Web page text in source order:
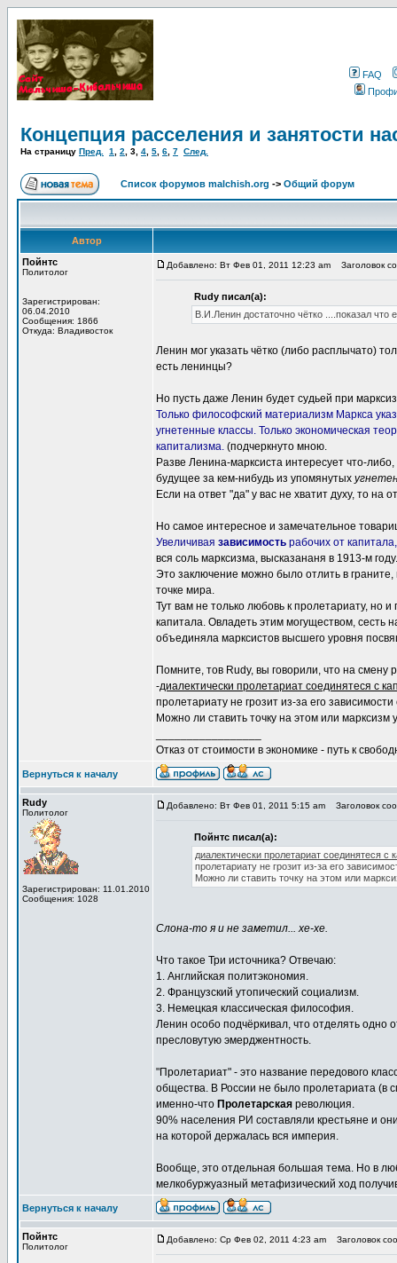
FAQ
Концепция расселения и занятости
На страницу Пред. 1 2 3 4 5 6 7 След.
Список форумов malchish.org -> Общий форум
Автор
Пойнтс
Политолог
Зарегистрирован:
06.04.2010
Сообщения: 1866
Откуда: Владивосток
Добавлено: Вт Фев 01, 2011 12:23 am Заголовок
Rudy писал(а):
В.И.Ленин достаточно чётко ....показал
Ленин мог указать чётко (либо расплычато)
есть ленинцы?
Но пусть даже Ленин будет судьей при
Только философский материализм Маркса
угнетенные классы. Только экономическая
капитализма. (подчеркнуто мною.
Разве Ленина-марксиста интересует что-
будущее за кем-нибудь из упомянутых
Если на ответ "да" у вас не хватит духу, то на
Но самое интересное и замечательное
Увеличивая зависимость рабочих от
вся соль марксизма, высказананя в 1913-м году.
Это заключение можно было отлить в
точке мира.
Тут вам не только любовь к пролетариату, но
капитала. Овладеть этим могуществом, сесть
объединяла марксистов высшего уровня
Помните, тов Rudy, вы говорили, что на
-диалектически пролетариат соединятеся с
пролетариату не грозит из-за его зависимости
Можно ли ставить точку на этом или
Отказ от стоимости в экономике - путь к
Вернуться к началу
Rudy
Политолог
Зарегистрирован: 11.01.2010
Сообщения: 1028
Добавлено: Вт Фев 01, 2011 5:15 am Заголовок
Пойнтс писал(а):
диалектически пролетариат соединятеся
пролетариату не грозит из-за его
Можно ли ставить точку на этом или
Слона-то я и не заметил... хе-хе.
Что такое Три источника? Отвечаю:
1. Английская политэкономия.
2. Французский утопический социализм.
3. Немецкая классическая философия.
Ленин особо подчёркивал, что отделять одно
пресловутую эмерджентность.
"Пролетариат" - это название передового
общества. В России не было пролетариата (в
именно-что Пролетарская революция.
90% населения РИ составляли крестьяне и
на которой держалась вся империя.
Вообще, это отдельная большая тема. Но в
мелкобуржуазный метафизический ход
Вернуться к началу
Пойнтс
Политолог
Добавлено: Ср Фев 02, 2011 4:23 am Заголовок